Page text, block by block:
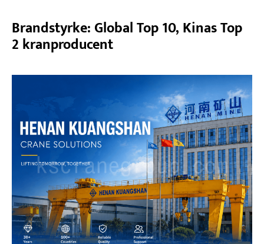
Brandstyrke: Global Top 10, Kinas Top
2 kranproducent